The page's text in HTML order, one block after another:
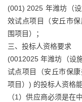
(001) 2025 年潍坊（
效试点项目（安丘市
围项目）；
三、投标人资格要求
(0012025 年潍坊（设
试点项目（安丘市保
项目）) 的投标人资格能
（1）供应商必须是在